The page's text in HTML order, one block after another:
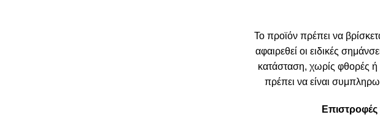
Το προϊόν πρέπει να
αφαιρεθεί οι ειδικές
κατάσταση, χωρίς φθορές ή
πρέπει να είναι
Επιστροφές